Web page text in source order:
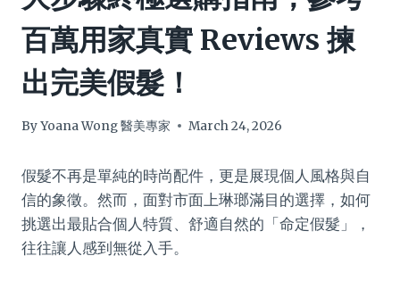
百萬用家真實 Reviews 揀
出完美假髮！
ByYoana Wong 醫美專家 March 24, 2026
假髮不再是單純的時尚配件，更是展現個人風格與自
信的象徵。然而，面對市面上琳瑯滿目的選擇，如何
挑選出最貼合個人特質、舒適自然的「命定假髮」，
往往讓人感到無從入手。